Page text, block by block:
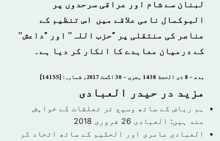
لبنان سے شام اور عراقی سرحدوں پر
البوکمال نامی علاقے میں اس تنظیم کے
عناصر کی منتقلی پر "حزب اللہ” اور "داعش”
کے درمیان معاہدے کا انکار کر دیا ہے۔
بدھ – 8 ذی الحجة 1438 ہجری – 30 اگست 2017ء شمارہ: [14155]
مزید در حیدر العبادی
ہم ریاض کے ساتھ وسیع تر تعلقات کے خواہش
مند ہیں: العبادی 26 فروری 2018
العبادی عامری اور الحکیم کے ساتھ اتحاد کر